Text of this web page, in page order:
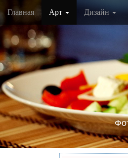
a
n
m
e
n
u
i
p
t
o
c
o
n
t
e
n
t
Главная Арт Дизайн